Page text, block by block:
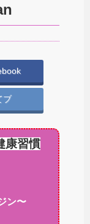
ブ
康習慣
ン〜